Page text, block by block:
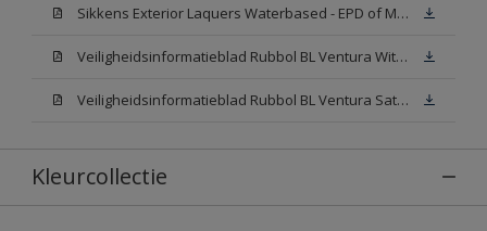
Sikkens Exterior Laquers Waterbased - EPD of Milieuproductverklaring
Veiligheidsinformatieblad Rubbol BL Ventura Wit W05(MSDS)
Veiligheidsinformatieblad Rubbol BL Ventura Satin N00 (MSDS)
Kleurcollectie